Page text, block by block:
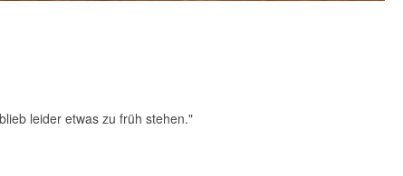
leider etwas zu früh stehen."